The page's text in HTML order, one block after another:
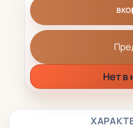
В
Нет в